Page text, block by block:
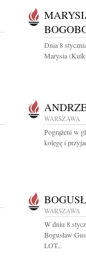
Dnia 8
Marysia
WARSZAWA
Pogrążeni w
kolegę i
WARSZAWA
W dniu 8
Bogusław
LOT...